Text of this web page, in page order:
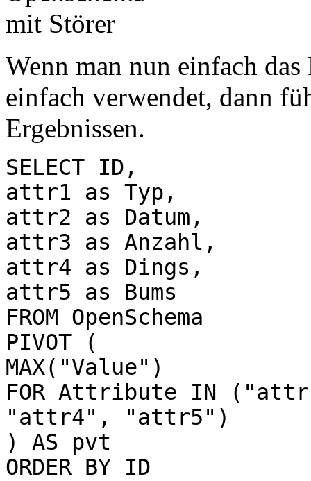
Wenn man nun einfach
einfach verwendet, dann
Ergebnissen.
SELECT ID,
attr1 as Typ,
attr2 as Datum,
attr3 as Anzahl,
attr4 as Dings,
attr5 as Bums
FROM OpenSchema
PIVOT (
MAX("Value")
FOR Attribute IN
"attr4", "attr5")
) AS pvt
ORDER BY ID